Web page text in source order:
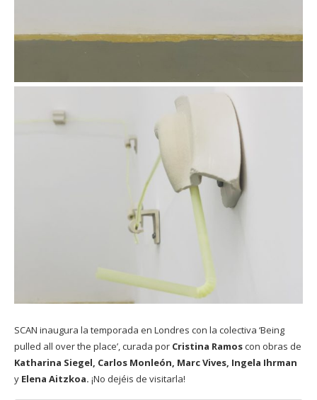
SCAN inaugura la temporada en Londres con la colectiva ‘Being
pulled all over the place’, curada por Cristina Ramoscon obras de
Katharina Siegel, Carlos Monleón, Marc Vives, Ingela Ihrman
y Elena Aitzkoa. ¡No dejéis de visitarla!